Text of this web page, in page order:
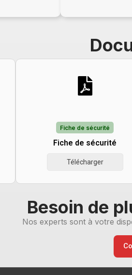
Fiche de sécurité
Fiche de sécurité
Télécharger
Besoin de
Nos experts sont à votre